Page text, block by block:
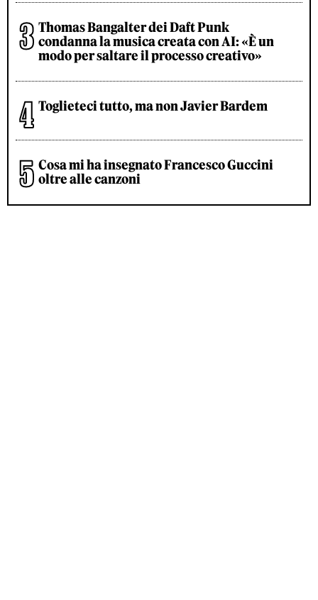
Thomas Bangalter dei Daft Punk
condanna la musica creata con AI: «È un
modo per saltare il processo creativo»
Toglieteci tutto, ma non Javier Bardem
Cosa mi ha insegnato Francesco Guccini
oltre alle canzoni